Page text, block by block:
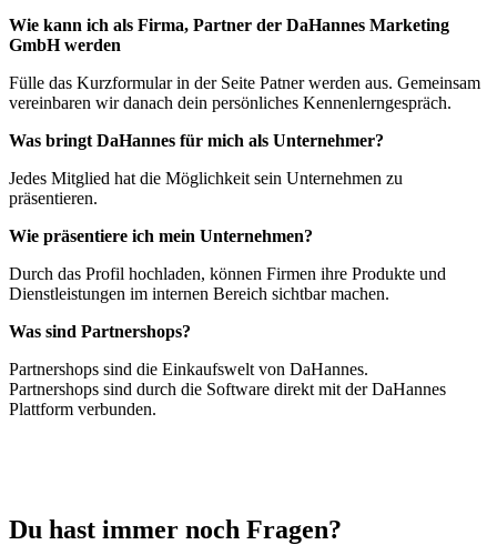
Wie kann ich als Firma, Partner der DaHannes Marketing
GmbH werden
Fülle das Kurzformular in der Seite Patner werden aus. Gemeinsam
vereinbaren wir danach dein persönliches Kennenlerngespräch.
Was bringt DaHannes für mich als Unternehmer?
Jedes Mitglied hat die Möglichkeit sein Unternehmen zu
präsentieren.
Wie präsentiere ich mein Unternehmen?
Durch das Profil hochladen, können Firmen ihre Produkte und
Dienstleistungen im internen Bereich sichtbar machen.
Was sind Partnershops?
Partnershops sind die Einkaufswelt von DaHannes.
Partnershops sind durch die Software direkt mit der DaHannes
Plattform verbunden.
Du hast immer noch Fragen?